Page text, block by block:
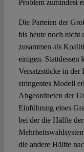
Problem zumindest
Die Parteien der
bis heute noch nicht
zusammen als
einigen. Stattdessen
Versatzstücke in der
stringentes Modell
Abgeordneten der
Einführung eines
bei der die Hälfte
die andere Hälfte